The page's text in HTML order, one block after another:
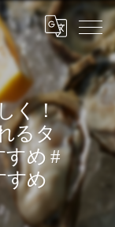
く！
るタ
すめ #
すめ